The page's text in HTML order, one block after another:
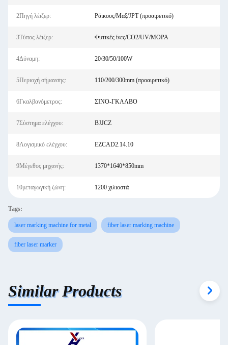
2Πηγή λέιζερ: Ράικους/Μαξ/JPT (προαιρετικό)
3Τύπος λέιζερ: Φυτικές ίνες/CO2/UV/MOPA
4Δύναμη: 20/30/50/100W
5Περιοχή σήμανσης: 110/200/300mm (προαιρετικό)
6Γκαλβανόμετρος: ΣΙΝΟ-ΓΚΑΛΒΟ
7Σύστημα ελέγχου: BJJCZ
8Λογισμικό ελέγχου: EZCAD2.14.10
9Μέγεθος μηχανής: 1370*1640*850mm
10μεταγωγική ζώνη: 1200 χιλιοστά
Tags:
laser marking machine for metal fiber laser marking machine
fiber laser marker
Similar Products